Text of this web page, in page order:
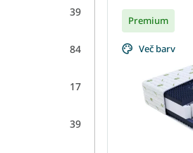
39
84
17
39
r
č
a
L
s
t
Premium
Več barv